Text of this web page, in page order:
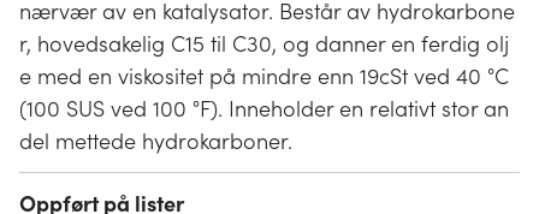
nærvær av en katalysator. Består av hydrokarbone
r, hovedsakelig C15 til C30, og danner en ferdig olj
e med en viskositet på mindre enn 19cSt ved 40 °C
(100 SUS ved 100 °F). Inneholder en relativt stor an
del mettede hydrokarboner.
Oppført på lister